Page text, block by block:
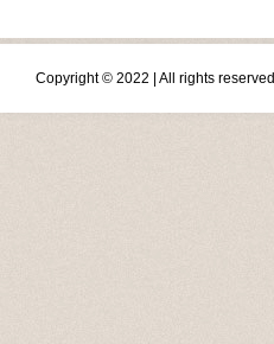
Copyright © 2022 | All rights reserved